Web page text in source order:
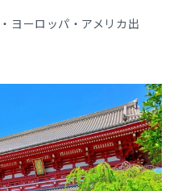
ヨーロッパ・アメリカ出